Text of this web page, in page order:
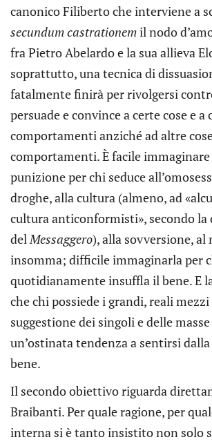
canonico Filiberto che interviene a
secundum castrationemil nodo
fra Pietro Abelardo e la sua allieva
soprattutto, una tecnica di
fatalmente finirà per rivolgersi
persuade e convince a certe cose e a
comportamenti anziché ad altre
comportamenti. È facile
punizione per chi seduce
droghe, alla cultura (almeno, ad
cultura anticonformisti», secondo
delMessaggero), alla sovversione, al
insomma; difficile immaginarla per
quotidianamente insuffla il bene. E
che chi possiede i grandi, reali
suggestione dei singoli e delle
un’ostinata tendenza a sentirsi
bene.
Il secondo obiettivo riguarda
Braibanti. Per quale ragione, per
interna si è tanto insistito non solo